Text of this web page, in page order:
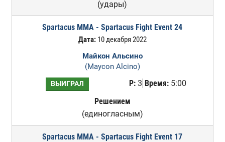
(удары)
Spartacus MMA - Spartacus Fight Event 24
Дата:10 декабря 2022
Майкон Альсино
(Maycon Alcino)
ВЫИГРАЛ Р:3 Время:5:00
Решением
(единогласным)
Spartacus MMA - Spartacus Fight Event 17